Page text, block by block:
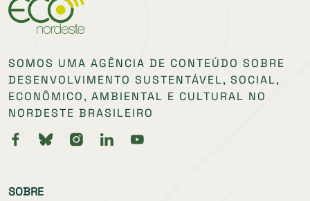
SOMOS UMA AGÊNCIA DE CONTEÚDO SOBRE
DESENVOLVIMENTO SUSTENTÁVEL, SOCIAL,
ECONÔMICO, AMBIENTAL E CULTURAL NO
NORDESTE BRASILEIRO
SOBRE